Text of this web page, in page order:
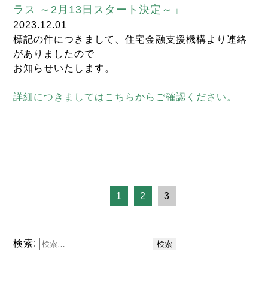
ラス ～2月13日スタート決定～」
2023.12.01
標記の件につきまして、住宅金融支援機構より連絡
がありましたので
お知らせいたします。
詳細につきましてはこちらからご確認ください。
1 2 3
検索: